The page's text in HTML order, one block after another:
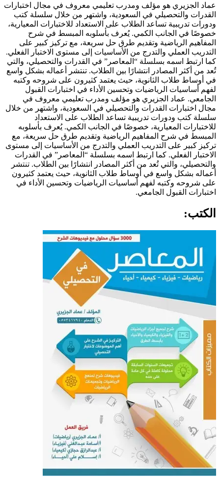
عماد الجزيري هو مؤلف ومدرب تعليمي معروف في مجال اختبارات
القدرات والتحصيلي في السعودية، واشتهر من خلال سلسلة كتب
ودورات تدريبية تساعد الطلاب على الاستعداد للاختبارات المعيارية،
خصوصًا في الجانب الكمي. يُعرف بأسلوبه المبسط في شرح
المفاهيم الرياضية وتقديم طرق حل سريعة، مع تركيز كبير على
التدريب العملي والتدرج من الأساسيات إلى مستوى الاختبار الفعلي.
كما ارتبط اسمه بسلسلة “المعاصر” في القدرات والتحصيلي، والتي
تُعد من أكثر المصادر انتشارًا بين الطلاب. تنتشر أعماله بشكل واسع
في أوساط طلاب الثانوية، حيث يعتمد كثيرون على شروحه وكتبه
لفهم أساسيات الرياضيات وتحسين الأداء في اختبارات القبول
الجامعي. عماد الجزيري هو مؤلف ومدرب تعليمي معروف في
مجال اختبارات القدرات والتحصيلي في السعودية، واشتهر من خلال
سلسلة كتب ودورات تدريبية تساعد الطلاب على الاستعداد
للاختبارات المعيارية، خصوصًا في الجانب الكمي. يُعرف بأسلوبه
المبسط في شرح المفاهيم الرياضية وتقديم طرق حل سريعة، مع
تركيز كبير على التدريب العملي والتدرج من الأساسيات إلى مستوى
الاختبار الفعلي. كما ارتبط اسمه بسلسلة “المعاصر” في القدرات
والتحصيلي، والتي تُعد من أكثر المصادر انتشارًا بين الطلاب. تنتشر
أعماله بشكل واسع في أوساط طلاب الثانوية، حيث يعتمد كثيرون
على شروحه وكتبه لفهم أساسيات الرياضيات وتحسين الأداء في
اختبارات القبول الجامعي.
الكتب: